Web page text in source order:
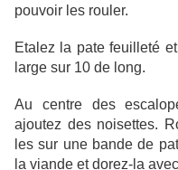
pouvoir les rouler.
Etalez la pate feuilleté
large sur 10 de long.
Au centre des
ajoutez des noisettes.
les sur une bande de
la viande et dorez-la